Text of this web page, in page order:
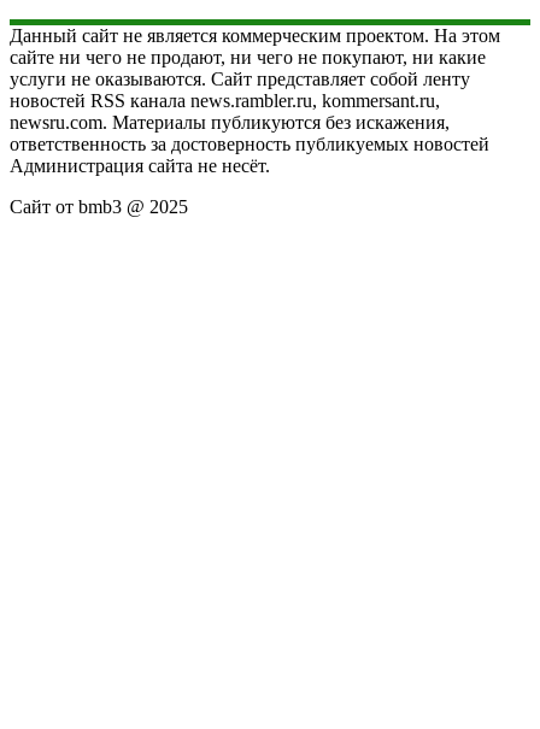
Данный сайт не является коммерческим проектом. На этом
сайте ни чего не продают, ни чего не покупают, ни какие
услуги не оказываются. Сайт представляет собой ленту
новостей RSS канала news.rambler.ru, kommersant.ru,
newsru.com. Материалы публикуются без искажения,
ответственность за достоверность публикуемых новостей
Администрация сайта не несёт.
Сайт от bmb3 @ 2025